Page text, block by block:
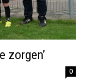
zorgen’
0